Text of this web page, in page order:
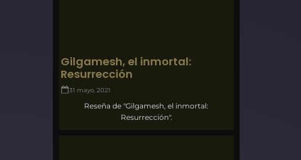
Gilgamesh, el inmortal:
Resurrección
31 mayo, 2021
Reseña de "Gilgamesh, el inmortal:
Resurrección".